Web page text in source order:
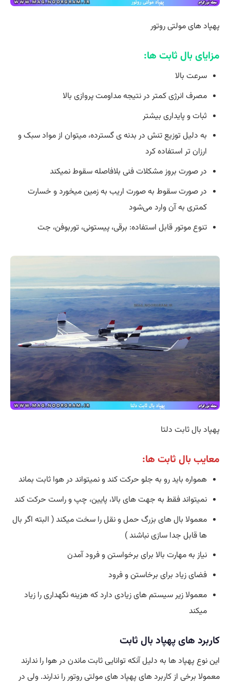
پهپاد های مولتی روتور
مزایای بال ثابت ها:
سرعت بالا
مصرف انرژی کمتر در نتیجه مداومت پروازی بالا
ثبات و پایداری بیشتر
به دلیل توزیع تنش در بدنه ی گسترده، میتوان از مواد سبک و
ارزان تر استفاده کرد
در صورت بروز مشکلات فنی بلافاصله سقوط نمیکند
در صورت سقوط به صورت اریب به زمین میخورد و خسارت
کمتری به آن وارد می‌شود
تنوع موتور قابل استفاده: برقی، پیستونی، توربوفن، جت
پهپاد بال ثابت دلتا
معایب بال ثابت ها:
همواره باید رو به جلو حرکت کند و نمیتواند در هوا ثابت بماند
نمیتواند فقط به جهت های بالا، پایین، چپ و راست حرکت کند
معمولا بال های بزرگ حمل و نقل را سخت میکند ( البته اگر بال
ها قابل جدا سازی نباشند )
نیاز به مهارت بالا برای برخواستن و فرود آمدن
فضای زیاد برای برخاستن و فرود
معمولا زیر سیستم های زیادی دارد که هزینه نگهداری را زیاد
میکند
کاربرد های پهپاد بال ثابت
این نوع پهپاد ها به دلیل آنکه توانایی ثابت ماندن در هوا را ندارند
معمولا برخی از کاربرد های پهپاد های مولتی روتور را ندارند. ولی در